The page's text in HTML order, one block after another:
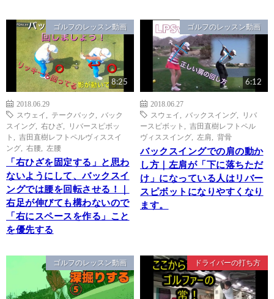
ゴルフのレッスン動画
8:25
2018.06.29
スウェイ
テークバック
バック
スイング
右ひざ
リバースピボッ
ト
吉田直樹レフトペルヴィススイ
ング
右腰 左腰
「右ひざを固定する」と思わ
ないようにして、バックスイ
ングでは腰を回転させる！｜
右足が伸びても構わないので
「右にスペースを作る」こと
を優先する
ゴルフのレッスン動画
6:12
2018.06.27
スウェイ
バックスイング
リバ
ースピボット
吉田直樹レフトペル
ヴィススイング
左肩 背骨
バックスイングでの肩の動か
し方｜左肩が「下に落ちただ
け」になっている人はリバー
スピボットになりやすくなり
ます。
ゴルフのレッスン動画 ドライバーの打ち方